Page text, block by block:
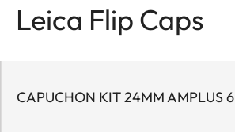
Leica Flip Caps
CAPUCHON KIT 24MM AMPLUS 6